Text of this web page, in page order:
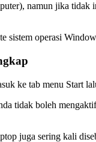
namun jika
sistem operasi
ke tab menu Start
tidak boleh
juga sering kali